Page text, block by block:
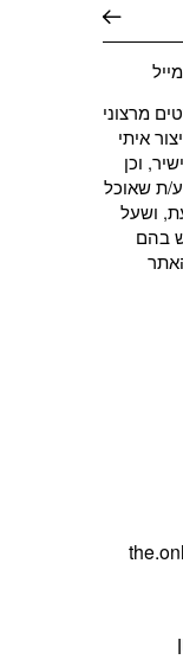
מרצוני
איתי
וכן
ת שאוכל
ושעל
בהם